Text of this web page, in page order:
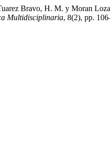
Bravo, H. M. y Moran
Multidisciplinaria, 8(2), pp.